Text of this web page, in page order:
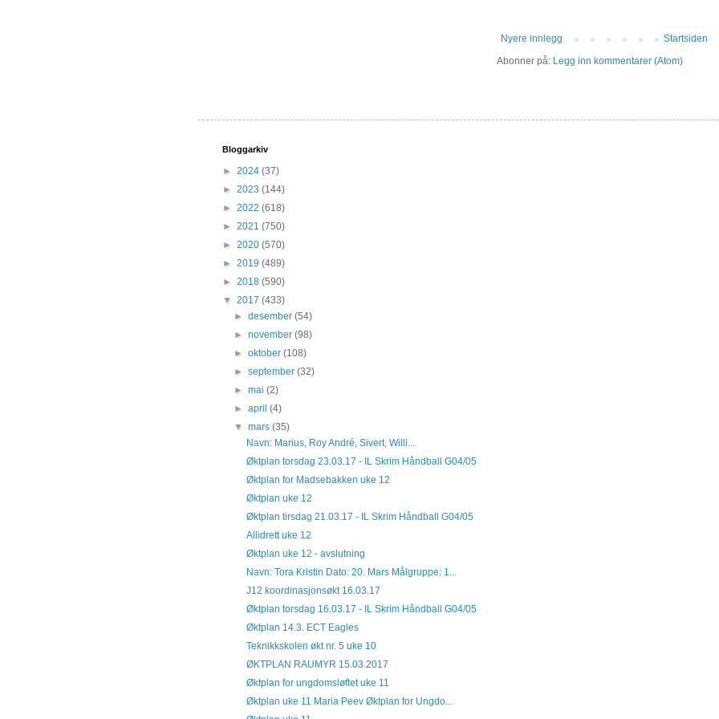
Nyere innlegg
Startsiden
Abonner på: Legg inn kommentarer (Atom)
Bloggarkiv
► 2024 (37)
► 2023 (144)
► 2022 (618)
► 2021 (750)
► 2020 (570)
► 2019 (489)
► 2018 (590)
▼ 2017 (433)
►desember(54)
►november(98)
►oktober(108)
►september(32)
►mai(2)
►april(4)
▼mars(35)
Navn: Marius, Roy André, Sivert, Willi...
Øktplan torsdag 23.03.17 - IL Skrim Håndball G04/05
Øktplan for Madsebakken uke 12
Øktplan uke 12
Øktplan tirsdag 21.03.17 - IL Skrim Håndball G04/05
Allidrett uke 12
Øktplan uke 12 - avslutning
Navn: Tora Kristin Dato: 20. Mars Målgruppe: 1...
J12 koordinasjonsøkt 16.03.17
Øktplan torsdag 16.03.17 - IL Skrim Håndball G04/05
Øktplan 14.3. ECT Eagles
Teknikkskolen økt nr. 5 uke 10
ØKTPLAN RAUMYR 15.03.2017
Øktplan for ungdomsløftet uke 11
Øktplan uke 11 Maria Peev Øktplan for Ungdo...